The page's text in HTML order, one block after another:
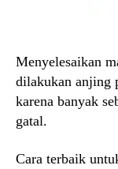
Menyelesaikan
dilakukan anjing
karena banyak
gatal.
Cara terbaik